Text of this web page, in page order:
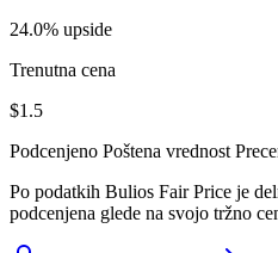
24.0% upside
Trenutna cena
$1.5
Podcenjeno Poštena vrednost
Po podatkih Bulios Fair Price je
podcenjena glede na svojo tržno